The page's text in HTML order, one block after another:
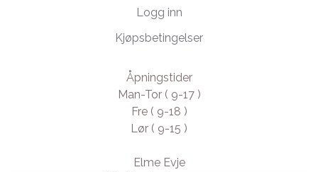
Logg inn
Kjøpsbetingelser
Åpningstider
Man-Tor ( 9-17 )
Fre ( 9-18 )
Lør ( 9-15 )
Elme Evje